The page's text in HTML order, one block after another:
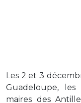
Les 2 et 3
Guadeloupe,
maires des